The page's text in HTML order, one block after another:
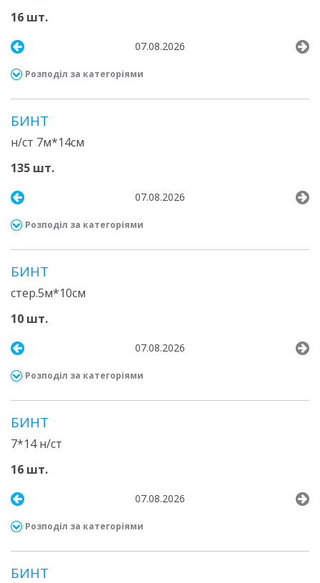
16 шт.
07.08.2026
Розподіл за категоріями
БИНТ
н/ст 7м*14см
135 шт.
07.08.2026
Розподіл за категоріями
БИНТ
стер.5м*10см
10 шт.
07.08.2026
Розподіл за категоріями
БИНТ
7*14 н/ст
16 шт.
07.08.2026
Розподіл за категоріями
БИНТ